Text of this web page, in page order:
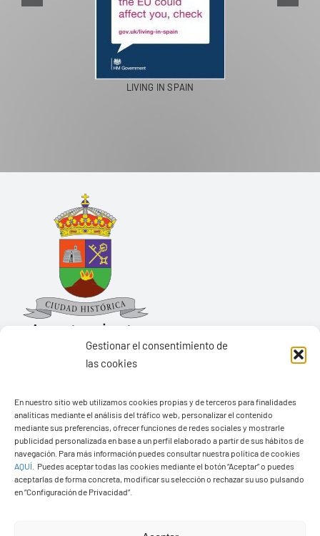
Gestionar el consentimiento de
las cookies
En nuestro sitio web utilizamos cookies propias y de terceros para finalidades
analíticas mediante el análisis del tráfico web, personalizar el contenido
mediante sus preferencias, ofrecer funciones de redes sociales y mostrarle
publicidad personalizada en base a un perfil elaborado a partir de sus hábitos de
navegación. Para más información puedes consultar nuestra política de cookies
AQUÍ
Puedes aceptar todas las cookies mediante el botón “Aceptar” o puedes
aceptarlas de forma concreta, modificar su selección o rechazar su uso pulsando
en “Configuración de Privacidad”.
PASEOS EN CAMELLO
Pza. de Los Remedios, 1
35570 – Yaiza
Tel:928 83 62 20